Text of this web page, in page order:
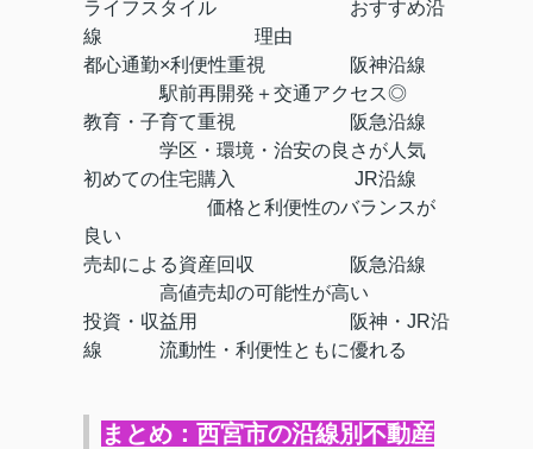
ライフスタイル
おすすめ沿
線
理由
都心通勤×利便性重視
阪神沿線
駅前再開発＋交通アクセス◎
教育・子育て重視
阪急沿線
学区・環境・治安の良さが人気
初めての住宅購入
JR沿線
価格と利便性のバランスが
良い
売却による資産回収
阪急沿線
高値売却の可能性が高い
投資・収益用
阪神・JR沿
線
流動性・利便性ともに優れる
まとめ：西宮市の沿線別不動産